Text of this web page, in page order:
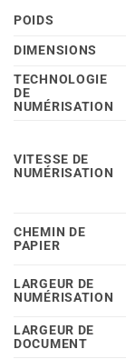
POIDS
DIMENSIONS
TECHNOLOGIE
DE
NUMÉRISATION
VITESSE DE
NUMÉRISATION
CHEMIN DE
PAPIER
LARGEUR DE
NUMÉRISATION
LARGEUR DE
DOCUMENT